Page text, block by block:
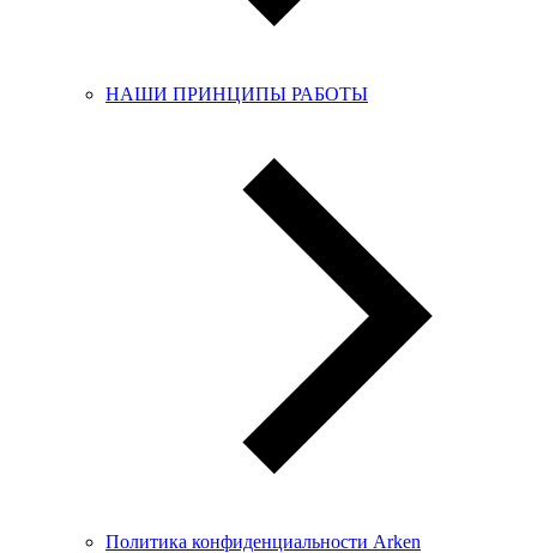
НАШИ ПРИНЦИПЫ РАБОТЫ
Политика конфиденциальности Arken